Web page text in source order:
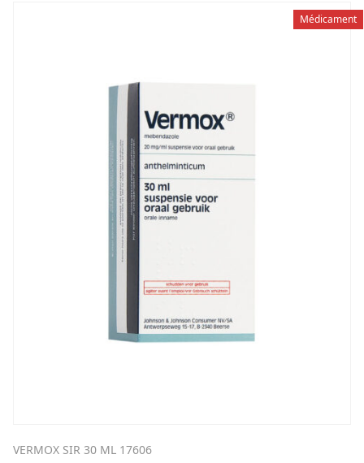
Médicament
VERMOX SIR 30 ML 17606